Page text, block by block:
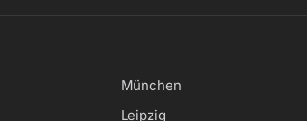
München
Leipzig